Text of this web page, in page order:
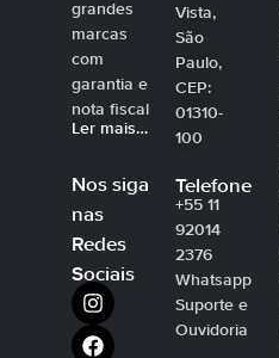
grandes
marcas
com
garantia e
nota fiscal
Ler mais…
Nos siga
nas
Redes
Sociais
Vista,
São
Paulo,
CEP:
01310-
100
Telefone
+55 11
92014
2376
Whatsapp
Suporte e
Ouvidoria